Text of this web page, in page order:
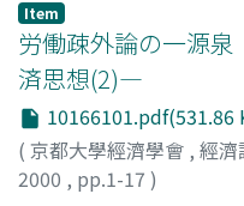
Item
労働疎外論の一源
済思想(2)―
10166101.pdf(531.86
( 京都大學經濟學會 , 經濟
2000 , pp.1-17 )